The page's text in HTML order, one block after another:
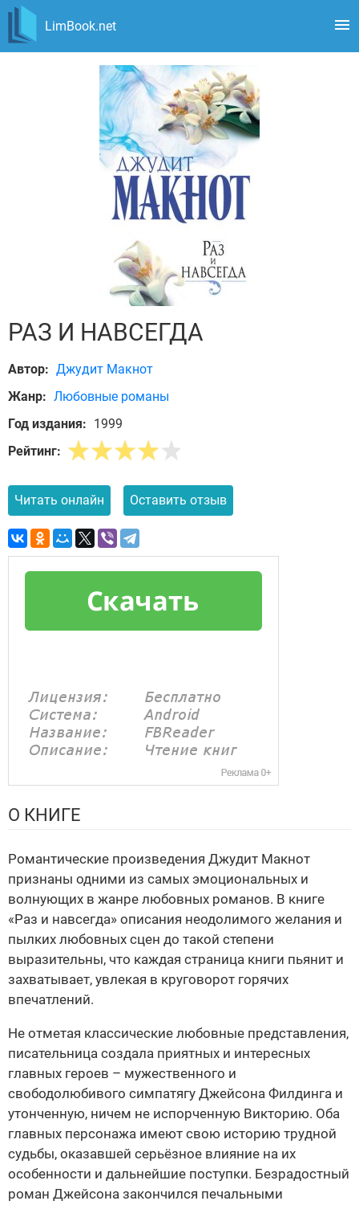
LimBook.net
РАЗ И НАВСЕГДА
Автор: Джудит Макнот
Жанр: Любовные романы
Год издания: 1999
Рейтинг:
Читать онлайн Оставить отзыв
О КНИГЕ
Романтические произведения Джудит Макнот
признаны одними из самых эмоциональных и
волнующих в жанре любовных романов. В книге
«Раз и навсегда» описания неодолимого желания и
пылких любовных сцен до такой степени
выразительны, что каждая страница книги пьянит и
захватывает, увлекая в круговорот горячих
впечатлений.
Не отметая классические любовные представления,
писательница создала приятных и интересных
главных героев – мужественного и
свободолюбивого симпатягу Джейсона Филдинга и
утонченную, ничем не испорченную Викторию. Оба
главных персонажа имеют свою историю трудной
судьбы, оказавшей серьёзное влияние на их
особенности и дальнейшие поступки. Безрадостный
роман Джейсона закончился печальными